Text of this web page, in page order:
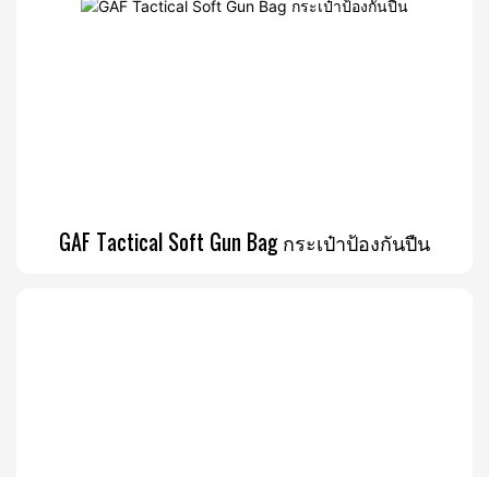
GAF Tactical Soft Gun Bag กระเป๋าป้องกันปืน